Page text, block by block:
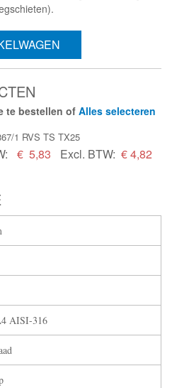
te bestellen of Alles selecteren
1 RVS TS TX25
€ 5,83 Excl. BTW: € 4,82
AISI-316